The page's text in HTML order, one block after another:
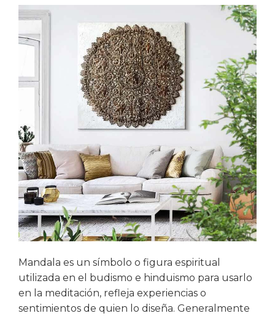
Mandala es un símbolo o figura espiritual
utilizada en el budismo e hinduismo para usarlo
en la meditación, refleja experiencias o
sentimientos de quien lo diseña. Generalmente